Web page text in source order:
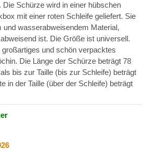
Die Schürze wird in einer hübschen
mit einer roten Schleife geliefert. Sie
und wasserabweisendem Material,
ist. Die Größe ist universell.
und schön verpacktes
Die Länge der Schürze beträgt 78
bis zur Taille (bis zur Schleife) beträgt
in der Taille (über der Schleife) beträgt